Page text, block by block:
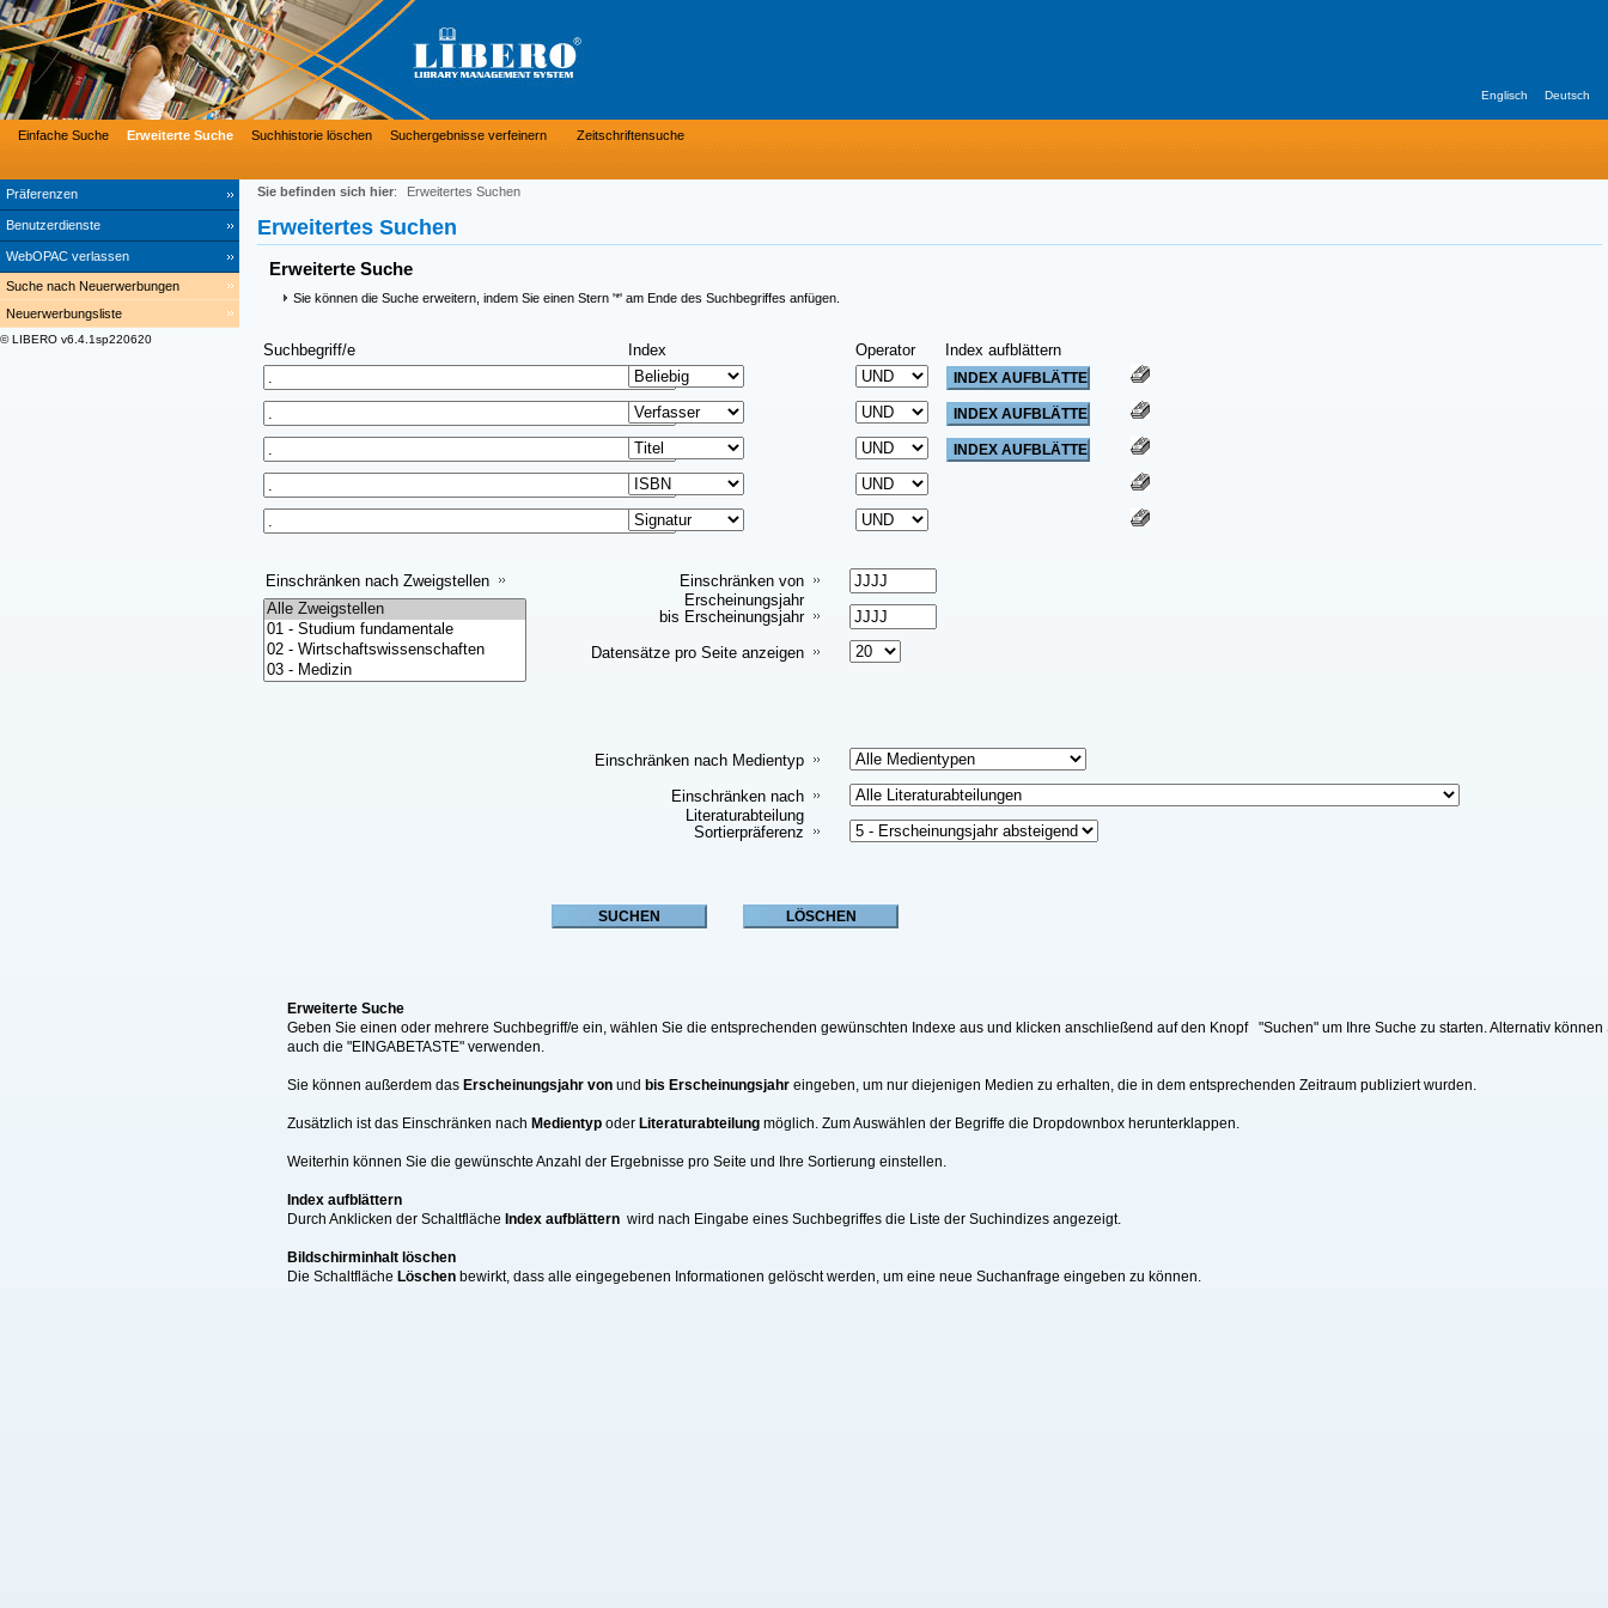
Präferenzen
Benutzerdienste
WebOPAC verlassen
Einfache Suche Erweiterte Suche Suchhistorie löschen Suchergebnisse verfeinern Zeitschriftensuche
Englisch Deutsch
Suche nach Neuerwerbungen
Neuerwerbungsliste
© LIBERO v6.4.1sp220620
Sie befinden sich hier: Erweitertes Suchen
Erweitertes Suchen
Erweiterte Suche
Sie können die Suche erweitern, indem Sie einen Stern '*' am Ende des Suchbegriffes anfügen.
Suchbegriff/e Index Operator Index aufblättern
Einschränken von
Erscheinungsjahr
bis Erscheinungsjahr
Datensätze pro Seite anzeigen
Einschränken nach Zweigstellen
Einschränken nach Medientyp
Einschränken nach
Literaturabteilung
Sortierpräferenz
Erweiterte Suche
Geben Sie einen oder mehrere Suchbegriff/e ein, wählen Sie die entsprechenden gewünschten Indexe aus und klicken anschließend auf den Knopf "Suchen" um Ihre Suche zu starten. Alternativ können
auch die "EINGABETASTE" verwenden.
Sie können außerdem das Erscheinungsjahr von und bis Erscheinungsjahr eingeben, um nur diejenigen Medien zu erhalten, die in dem entsprechenden Zeitraum publiziert wurden.
Zusätzlich ist das Einschränken nach Medientyp oder Literaturabteilung möglich. Zum Auswählen der Begriffe die Dropdownbox herunterklappen.
Weiterhin können Sie die gewünschte Anzahl der Ergebnisse pro Seite und Ihre Sortierung einstellen.
Index aufblättern
Durch Anklicken der Schaltfläche Index aufblättern wird nach Eingabe eines Suchbegriffes die Liste der Suchindizes angezeigt.
Bildschirminhalt löschen
Die Schaltfläche Löschen bewirkt, dass alle eingegebenen Informationen gelöscht werden, um eine neue Suchanfrage eingeben zu können.